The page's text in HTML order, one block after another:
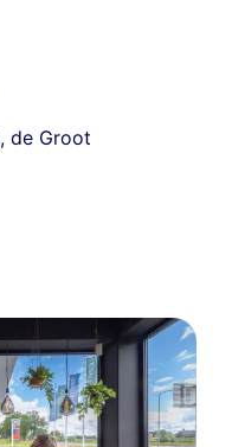
,de Groot